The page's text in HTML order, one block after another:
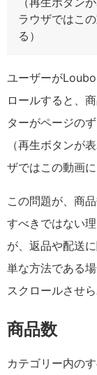
ラウザではこ
る）
ユーザーが
ロールすると、
ターがページの
（再生ボタンが
ザではこの動画
この問題が、商
すべきではない
が、返品や配送
単な方法である
スクロールさせ
商品数
カテゴリー内の